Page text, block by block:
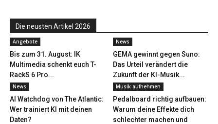
Die neusten Artikel 2026
Angebote
Bis zum 31. August: IK
Multimedia schenkt euch T-
RackS 6 Pro...
News
GEMA gewinnt gegen Suno:
Das Urteil verändert die
Zukunft der KI-Musik...
News
AI Watchdog von The Atlantic:
Wer trainiert KI mit deinen
Daten?
Musik aufnehmen
Pedalboard richtig aufbauen:
Warum deine Effekte dich
schlechter machen und